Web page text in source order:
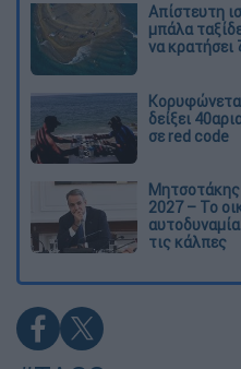
Απίστευτη
μπάλα
να κρατήσει
δείξει
σε red code
2027 – Το
τις κάλπες